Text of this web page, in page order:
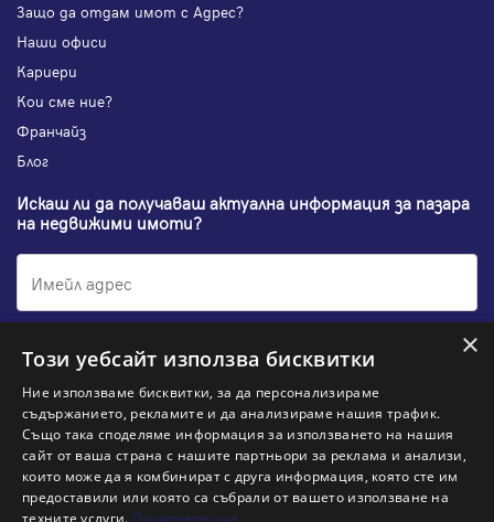
Защо да отдам имот с Адрес?
Наши офиси
Кариери
Кои сме ние?
Франчайз
Блог
Искаш ли да получаваш актуална информация за пазара
на недвижими имоти?
Абонирам се
НАЙ-ПОПУЛЯРНИ ТЪРСЕНИЯ:
Общи условия
Политика за "бисквитки"
×
Този уебсайт използва бисквитки
Ние използваме бисквитки, за да персонализираме
съдържанието, рекламите и да анализираме нашия трафик.
Също така споделяме информация за използването на нашия
сайт от ваша страна с нашите партньори за реклама и анализи,
които може да я комбинират с друга информация, която сте им
предоставили или която са събрали от вашето използване на
техните услуги. Прочетете още